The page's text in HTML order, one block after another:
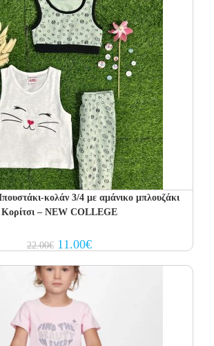
κολάν 3/4 με αμάνικο μπλουζάκι
Κορίτσι – NEW COLLEGE
22.00€ Original
price
22.00€.
11.00€Current
price